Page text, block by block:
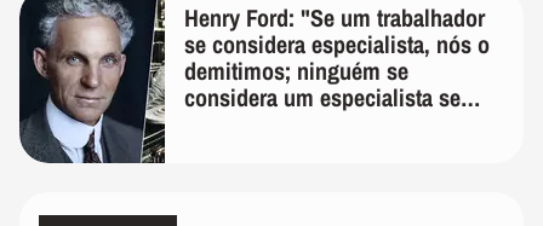
Henry Ford: "Se um trabalhador
se considera especialista, nós o
demitimos; ninguém se
considera um especialista se